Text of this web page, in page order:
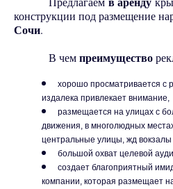
конструкции под размещение
Сочи.
В чемпреимущество
хорошо просматривается с
издалека привлекает внимание,
размещается на улицах с
движения, в многолюдных
центральные улицы, жд вокзалы
большой охват целевой
создает благоприятный
компании, которая размещает